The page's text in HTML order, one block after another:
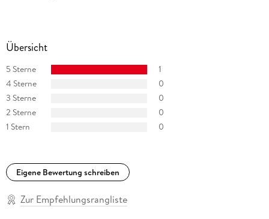
Übersicht
5 Sterne
1
4 Sterne
0
3 Sterne
0
2 Sterne
0
1 Stern
0
Eigene Bewertung schreiben
Zur Empfehlungsrangliste